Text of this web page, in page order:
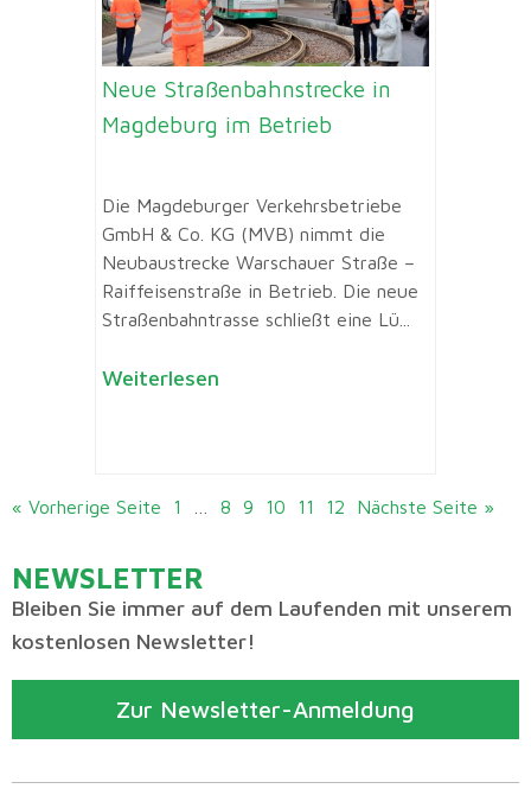
Neue Straßenbahnstrecke in
Magdeburg im Betrieb
Die Magdeburger Verkehrsbetriebe
GmbH & Co. KG (MVB) nimmt die
Neubaustrecke Warschauer Straße –
Raiffeisenstraße in Betrieb. Die neue
Straßenbahntrasse schließt eine Lü...
Weiterlesen
« Vorherige Seite 1 8 9 10 11 12 Nächste Seite »
NEWSLETTER
Bleiben Sie immer auf dem Laufenden mit unserem
kostenlosen Newsletter!
Zur Newsletter-Anmeldung